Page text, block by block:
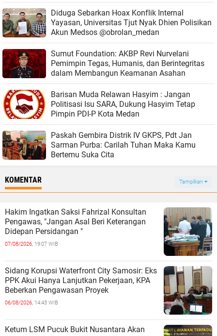
Diduga Sebarkan Hoax Konflik Internal
Yayasan, Universitas Tjut Nyak Dhien Polisikan
Akun Medsos @obrolan_medan
Sumut Foundation: AKBP Revi Nurvelani
Pemimpin Tegas, Humanis, dan Berintegritas
dalam Membangun Keamanan Asahan
Barisan Muda Relawan Hasyim : Jangan
Politisasi Isu SARA, Dukung Hasyim Tetap
Pimpin PDI-P Kota Medan
Paskah Gembira Distrik IV GKPS, Pdt Jan
Sarman Purba: Carilah Tuhan Maka Kamu
Bertemu Suka Cita
KOMENTAR Tampilkan
Hakim Ingatkan Saksi Fahrizal Konsultan
Pengawas, "Jangan Asal Beri Keterangan
Didepan Persidangan "
07/08/2026, 19:07 WIB
Sidang Korupsi Waterfront City Samosir: Eks
PPK Akui Hanya Lanjutkan Pekerjaan, KPA
Beberkan Pengawasan Proyek
06/08/2026, 14:43 WIB
Ketum LSM Pucuk Bukit Nusantara Akan